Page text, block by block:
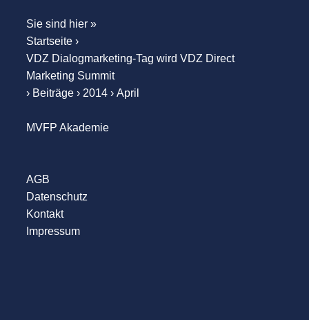
Sie sind hier »
Startseite›
VDZ Dialogmarketing-Tag wird VDZ Direct
Marketing Summit
› Beiträge› 2014› April
MVFP Akademie
AGB
Datenschutz
Kontakt
Impressum